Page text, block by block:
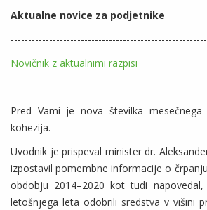
Aktualne novice za podjetnike
Novičnik z aktualnimi razpisi
Pred Vami je nova številka mesečnega
kohezija.
Uvodnik je prispeval minister dr.
izpostavil pomembne informacije o
obdobju 2014–2020 kot tudi
letošnjega leta odobrili sredstva v višini